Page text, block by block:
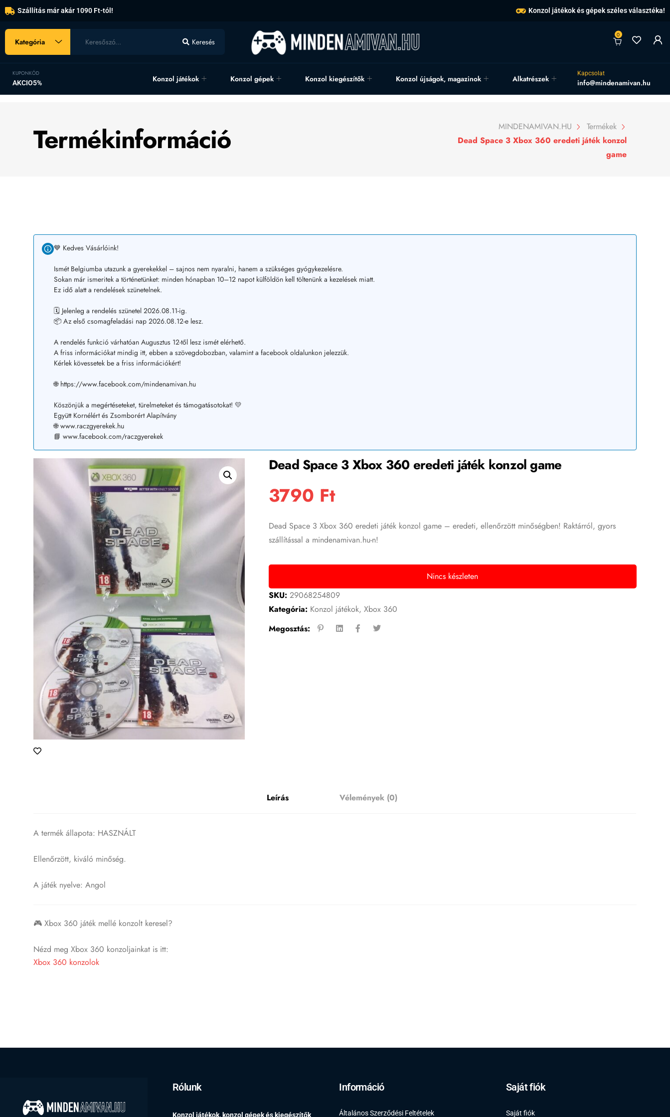
Szállítás már akár 1090 Ft-tól! Konzol játékok és gépek széles választéka!
Kategória Keresés
0
KUPONKÓD
AKCIO5% Konzol játékok Konzol gépek Konzol kiegészítők Konzol újságok, magazinok Alkatrészek
Kapcsolat
info@mindenamivan.hu
Termékinformáció MINDENAMIVAN.HU
Termékek
Dead Space 3 Xbox 360 eredeti játék konzol
game
💙 Kedves Vásárlóink!
Ismét Belgiumba utazunk a gyerekekkel – sajnos nem nyaralni, hanem a szükséges gyógykezelésre.
Sokan már ismeritek a történetünket: minden hónapban 10–12 napot külföldön kell töltenünk a kezelések miatt.
Ez idő alatt a rendelések szünetelnek.
🗓️ Jelenleg a rendelés szünetel 2026.08.11-ig.
📦 Az első csomagfeladási nap 2026.08.12-e lesz.
A rendelés funkció várhatóan Augusztus 12-től lesz ismét elérhető.
A friss információkat mindig itt, ebben a szövegdobozban, valamint a facebook oldalunkon jelezzük.
Kérlek kövessetek be a friss információkért!
🌐 https://www.facebook.com/mindenamivan.hu
Köszönjük a megértéseteket, türelmeteket és támogatásotokat! 💛
Együtt Kornélért és Zsomborért Alapítvány
🌐 www.raczgyerekek.hu
📘 www.facebook.com/raczgyerekek
Dead Space 3 Xbox 360 eredeti játék konzol game
3790 Ft
Dead Space 3 Xbox 360 eredeti játék konzol game – eredeti, ellenőrzött minőségben! Raktárról, gyors
szállítással a mindenamivan.hu-n!
Nincs készleten
SKU: 29068254809
Kategória: Konzol játékok, Xbox 360
Megosztás:
Leírás Vélemények (0)
A termék állapota: HASZNÁLT
Ellenőrzött, kiváló minőség.
A játék nyelve: Angol
🎮 Xbox 360 játék mellé konzolt keresel?
Nézd meg Xbox 360 konzoljainkat is itt:
Xbox 360 konzolok
Rólunk
Konzol játékok, konzol gépek és kiegészítők
Információ
Általános Szerződési Feltételek
Saját fiók
Saját fiók